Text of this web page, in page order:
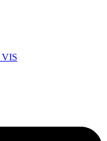
VIS